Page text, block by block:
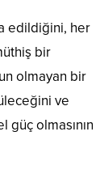
edildiğini, her
bir
olmayan bir
ve
olmasının